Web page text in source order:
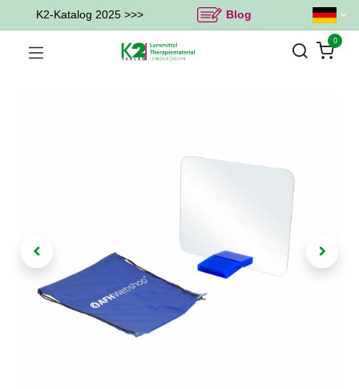
K2-Katalog 2025 >>> Blog
0